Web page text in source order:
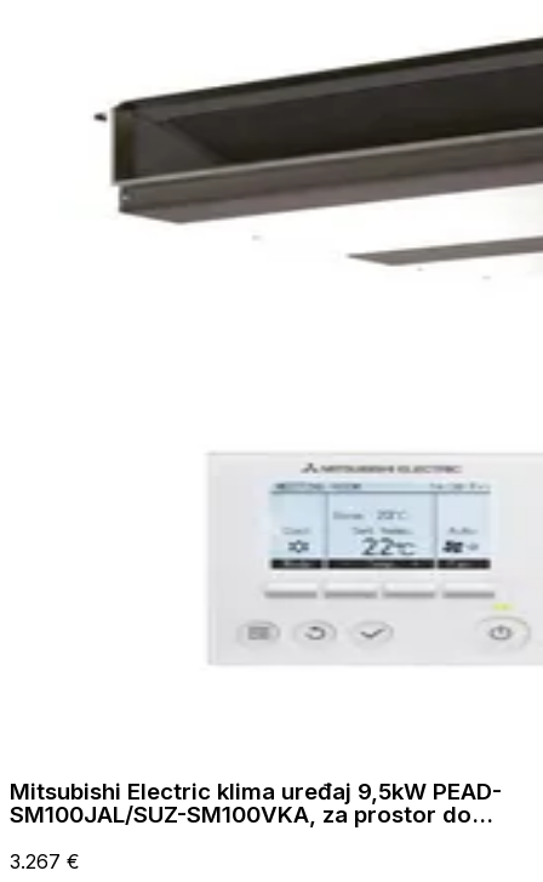
Mitsubishi Electric klima uređaj 9,5kW PEAD-
SM100JAL/SUZ-SM100VKA, za prostor do
3.267 €